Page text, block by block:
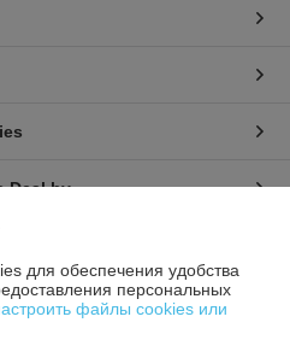
Deal.by
Виктор Ричардович
Ул. Ползунова д.26
для обеспечения удобства
персональных
файлы cookies или